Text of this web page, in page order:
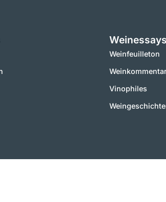
Weinessays
Weinfeuilleton
Vinophiles